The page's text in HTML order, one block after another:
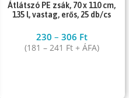
Átlátszó PE zsák, 70 x 110 cm,
135 l, vastag, erős, 25 db/cs
230 – 306 Ft
(181 – 241 Ft+ ÁFA)